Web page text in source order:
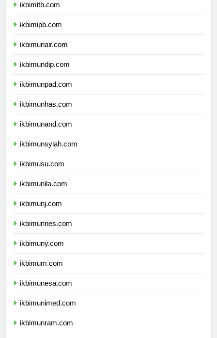
ikbimitb.com
ikbimipb.com
ikbimunair.com
ikbimundip.com
ikbimunpad.com
ikbimunhas.com
ikbimunand.com
ikbimunsyiah.com
ikbimusu.com
ikbimunila.com
ikbimunj.com
ikbimunnes.com
ikbimuny.com
ikbimum.com
ikbimunesa.com
ikbimunimed.com
ikbimunram.com